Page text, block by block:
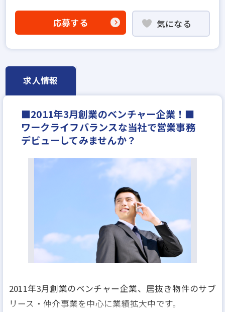
職種未経験歓迎
成果給が充実
宅建取引士歓迎
年間休日120日以上
不動産ITベンチャー
応募する 気になる
求人情報
■2011年3月創業のベンチャー企業！■
ワークライフバランスな当社で営業事務
デビューしてみませんか？
2011年3月創業のベンチャー企業、居抜き物件のサブ
リース・仲介事業を中心に業績拡大中です。